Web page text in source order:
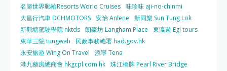
名勝世界郵輪Resorts World Cruises 味珍味 aji-no-chinmi
大昌行汽車 DCHMOTORS 安怡 Anlene
新同樂 Sun Tung Lok
新觀塘駕駛學院 nktds 朗豪坊 Langham Place
東瀛遊 Egl tours
東華三院 tungwah
民政事務總署 had.gov.hk
永安旅遊 Wing On Travel
添寧 Tena
港九藥房總商會 hkgcpl.com.hk 珠江橋牌 Pearl River Bridge